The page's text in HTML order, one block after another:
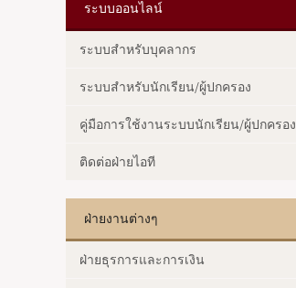
ระบบออนไลน์
ระบบสำหรับบุคลากร
ระบบสำหรับนักเรียน/ผู้ปกครอง
คู่มือการใช้งานระบบนักเรียน/ผู้ปกครอง
ติดต่อฝ่ายไอที
ฝ่ายงานต่างๆ
ฝ่ายธุรการและการเงิน